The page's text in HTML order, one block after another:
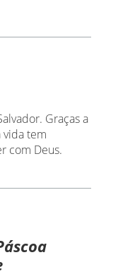
Graças a
vida tem
com Deus.